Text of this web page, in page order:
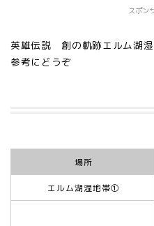
スポン
英雄伝説 創の軌跡エルム湖
参考にどうぞ
場所
エルム湖湿地帯①